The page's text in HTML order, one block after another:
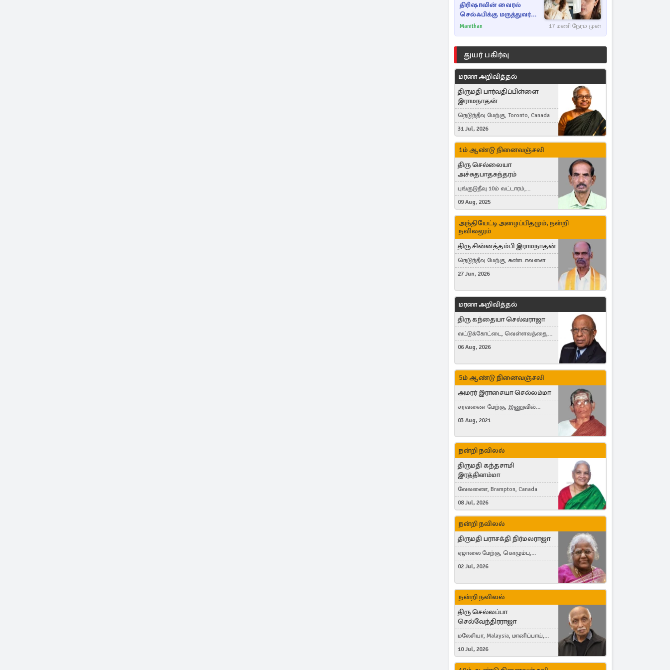
திரிஷாவின் வைரல்
செல்ஃபிக்கு மருத்துவர்
விளக்கம்
Manithan 17 மணி நேரம் முன்
துயர் பகிர்வு
மரண அறிவித்தல்
திருமதி பார்வதிப்பிள்ளை
இராமநாதன்
நெடுந்தீவு மேற்கு, Toronto, Canada
31 Jul, 2026
1ம் ஆண்டு நினைவஞ்சலி
திரு செல்லையா
அச்சுதபாதசுந்தரம்
புங்குடுதீவு 10ம் வட்டாரம்,
கொள்ளுப்பிட்டி
09 Aug, 2025
அந்தியேட்டி அழைப்பிதழும், நன்றி
நவிலலும்
திரு சின்னத்தம்பி இராமநாதன்
நெடுந்தீவு மேற்கு, கண்டாவளை
27 Jun, 2026
மரண அறிவித்தல்
திரு கந்தையா செல்வராஜா
வட்டுக்கோட்டை, வெள்ளவத்தை,
Toronto, Canada
06 Aug, 2026
5ம் ஆண்டு நினைவஞ்சலி
அமரர் இராசையா செல்லம்மா
சரவணை மேற்கு, இணுவில்
கிழக்கு
03 Aug, 2021
நன்றி நவிலல்
திருமதி கந்தசாமி
இரத்தினம்மா
வேலணை, Brampton, Canada
08 Jul, 2026
நன்றி நவிலல்
திருமதி பராசக்தி நிர்மலராஜா
ஏழாலை மேற்கு, கொழும்பு,
தங்காலை, London, United Kingdom
02 Jul, 2026
நன்றி நவிலல்
திரு செல்லப்பா
செல்வேந்திரராஜா
மலேசியா, Malaysia, மானிப்பாய்,
Duisburg, Germany, London, United
Kingdom
10 Jul, 2026